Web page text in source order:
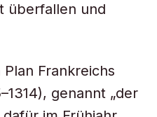
überfallen und
Frankreichs
genannt „der